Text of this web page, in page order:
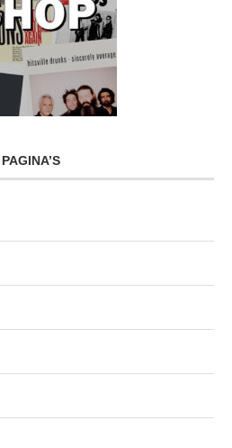
PAGINA’S